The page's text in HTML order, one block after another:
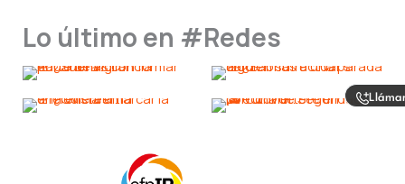
Lo último en #Redes